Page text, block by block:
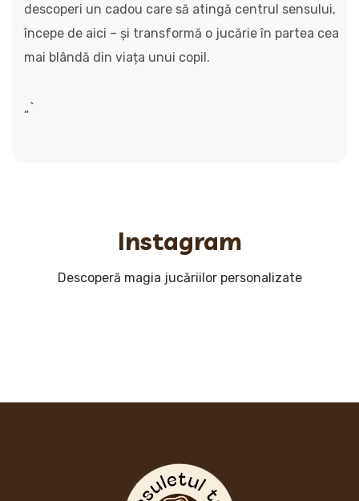
descoperi un cadou care să atingă centrul sensului,
începe de aici – și transformă o jucărie în partea cea
mai blândă din viața unui copil.
„`
Instagram
Descoperă magia jucăriilor personalizate